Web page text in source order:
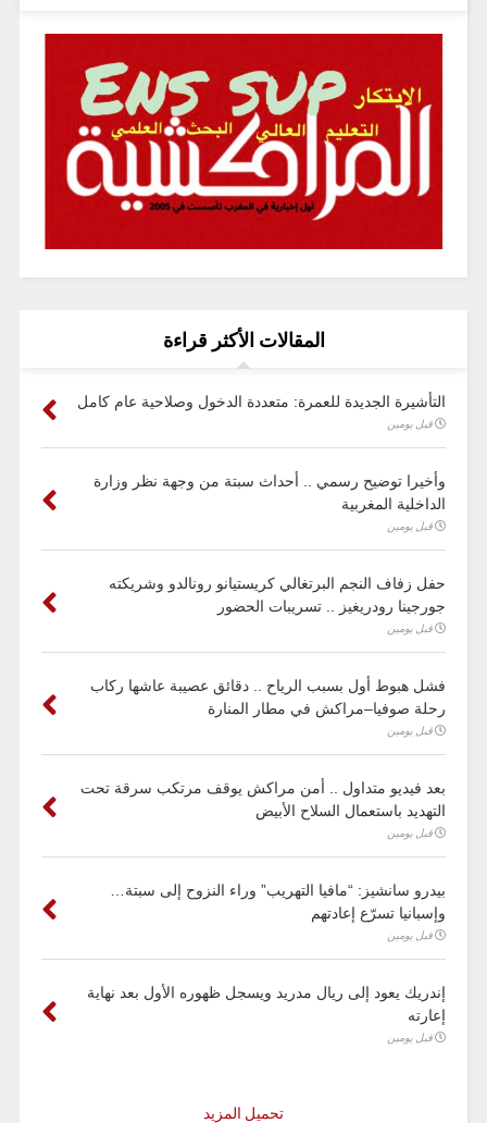
المقالات الأكثر قراءة
التأشيرة الجديدة للعمرة: متعددة الدخول وصلاحية عام كامل
قبل يومين
وأخيرا توضيح رسمي .. أحداث سبتة من وجهة نظر وزارة
الداخلية المغربية
قبل يومين
حفل زفاف النجم البرتغالي كريستيانو رونالدو وشريكته
جورجينا رودريغيز .. تسريبات الحضور
قبل يومين
فشل هبوط أول بسبب الرياح .. دقائق عصيبة عاشها ركاب
رحلة صوفيا–مراكش في مطار المنارة
قبل يومين
بعد فيديو متداول .. أمن مراكش يوقف مرتكب سرقة تحت
التهديد باستعمال السلاح الأبيض
قبل يومين
بيدرو سانشيز: “مافيا التهريب” وراء النزوح إلى سبتة…
وإسبانيا تسرّع إعادتهم
قبل يومين
إندريك يعود إلى ريال مدريد ويسجل ظهوره الأول بعد نهاية
إعارته
قبل يومين
تحميل المزيد